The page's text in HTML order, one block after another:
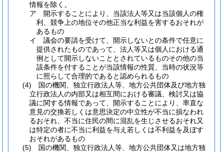
情報を除く。
ア
開示することにより、当該法人等又は当該個人の権
利、競争上の地位その他正当な利益を害するおそれが
あるもの
イ
議会の要請を受けて、開示しないとの条件で任意に
提供されたものであって、法人等又は個人における通
例として開示しないこととされているものその他の当
該条件を付することが当該情報の性質、当時の状況等
に照らして合理的であると認められるもの
(4)
国の機関、独立行政法人等、地方公共団体及び地方独
立行政法人の内部又は相互間における審議、検討又は協
議に関する情報であって、開示することにより、率直な
意見の交換若しくは意思決定の中立性が不当に損なわれ
るおそれ、不当に住民の間に混乱を生じさせるおそれ又
は特定の者に不当に利益を与え若しくは不利益を及ぼす
おそれがあるもの
(5)
国の機関、独立行政法人等、地方公共団体又は地方独